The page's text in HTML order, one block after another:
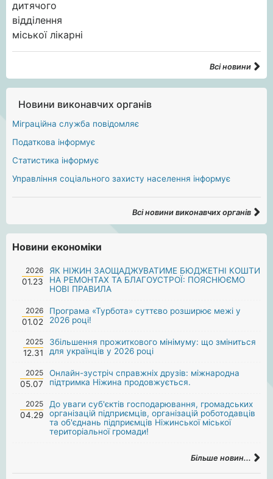
Всі новини
Новини виконавчих органів
Міграційна служба повідомляє
Податкова інформує
Статистика інформує
Управління соціального захисту населення інформує
Всі новини виконавчих органів
Новини економіки
2026
01.23
ЯК НІЖИН ЗАОЩАДЖУВАТИМЕ БЮДЖЕТНІ КОШТИ
НА РЕМОНТАХ ТА БЛАГОУСТРОЇ: ПОЯСНЮЄМО
НОВІ ПРАВИЛА
2026
01.02
Програма «Турбота» суттєво розширює межі у
2026 році!
2025
12.31
Збільшення прожиткового мінімуму: що зміниться
для українців у 2026 році
2025
05.07
Онлайн-зустріч справжніх друзів: міжнародна
підтримка Ніжина продовжується.
2025
04.29
До уваги суб'єктів господарювання, громадських
організацій підприємців, організацій роботодавців
та об'єднань підприємців Ніжинської міської
територіальної громади!
Більше новин...